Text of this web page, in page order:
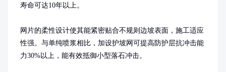
寿命可达10年以上。
网片的柔性设计使其能紧密贴合不规则边坡表面，施工适应
性强。与单纯喷浆相比，加设护坡网可提高防护层抗冲击能
力30%以上，能有效抵御小型落石冲击。